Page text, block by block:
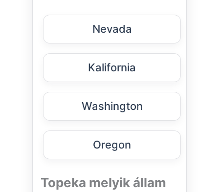
Nevada
Kalifornia
Washington
Oregon
Topeka melyik állam